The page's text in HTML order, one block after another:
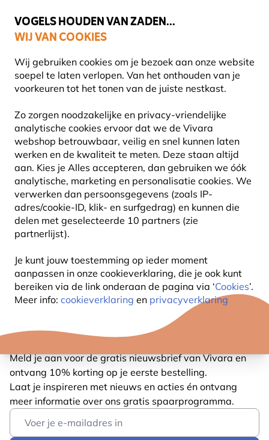
VOGELS HOUDEN VAN ZADEN...
WIJ VAN COOKIES
Wij gebruiken cookies om je bezoek aan onze website
soepel te laten verlopen. Van het onthouden van je
voorkeuren tot het tonen van de juiste nestkast.
Zo zorgen noodzakelijke en privacy-vriendelijke
analytische cookies ervoor dat we de Vivara
webshop betrouwbaar, veilig en snel kunnen laten
werken en de kwaliteit te meten. Deze staan altijd
aan. Kies je Alles accepteren, dan gebruiken we óók
analytische, marketing en personalisatie cookies. We
verwerken dan persoonsgegevens (zoals IP-
adres/cookie-ID, klik- en surfgedrag) en kunnen die
delen met geselecteerde 10 partners (zie
partnerlijst).
Je kunt jouw toestemming op ieder moment
aanpassen in onze cookieverklaring, die je ook kunt
bereiken via de link onderaan de pagina via ‘Cookies’.
Meer info: cookieverklaring en privacyverklaring
Uitstekend beoordeeld door klanten in 11 landen
Gratis thuisbezorgd bij orders vanaf €59
NEEM CONTACT MET ONS OP
CONTACTGEGEVENS
WAARMEE KUNNEN WIJ JE HELPEN?
ALTIJD OP DE HOOGTE BLIJVEN?
Meld je aan voor de gratis nieuwsbrief van Vivara en
ontvang 10% korting op je eerste bestelling.
Laat je inspireren met nieuws en acties én ontvang
meer informatie over ons gratis spaarprogramma.
Email Address